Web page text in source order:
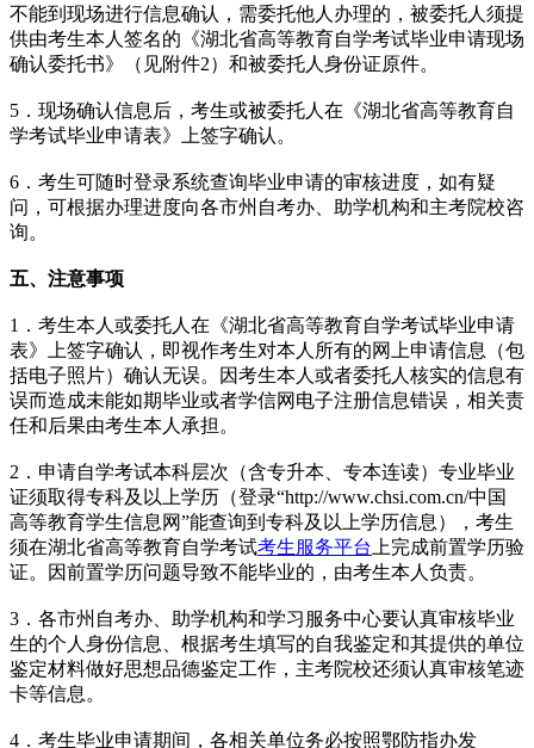
不能到现场进行信息确认，需委托他人办理的，被委托人须提
供由考生本人签名的《湖北省高等教育自学考试毕业申请现场
确认委托书》（见附件2）和被委托人身份证原件。
5．现场确认信息后，考生或被委托人在《湖北省高等教育自
学考试毕业申请表》上签字确认。
6．考生可随时登录系统查询毕业申请的审核进度，如有疑
问，可根据办理进度向各市州自考办、助学机构和主考院校咨
询。
五、注意事项
1．考生本人或委托人在《湖北省高等教育自学考试毕业申请
表》上签字确认，即视作考生对本人所有的网上申请信息（包
括电子照片）确认无误。因考生本人或者委托人核实的信息有
误而造成未能如期毕业或者学信网电子注册信息错误，相关责
任和后果由考生本人承担。
2．申请自学考试本科层次（含专升本、专本连读）专业毕业
证须取得专科及以上学历（登录“http://www.chsi.com.cn/中国
高等教育学生信息网”能查询到专科及以上学历信息），考生
须在湖北省高等教育自学考试考生服务平台 上完成前置学历验
证。因前置学历问题导致不能毕业的，由考生本人负责。
3．各市州自考办、助学机构和学习服务中心要认真审核毕业
生的个人身份信息、根据考生填写的自我鉴定和其提供的单位
鉴定材料做好思想品德鉴定工作，主考院校还须认真审核笔迹
卡等信息。
4．考生毕业申请期间，各相关单位务必按照鄂防指办发